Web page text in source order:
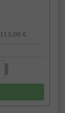
113,00 €